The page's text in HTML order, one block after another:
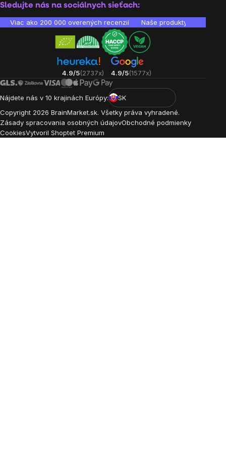
Sledujte nás na sociálnych sieťach:
Viac ako 200 000 overených recenzií Naše produkty sú
4.9/5(2737x) 4.9/5(1577x)
Nájdete nás v 10 krajinách Európy:
SK
Copyright 2026 BrainMarket.sk. Všetky práva vyhradené.
Zásady spracovania osobných údajovObchodné podmienky
CookiesVytvoril Shoptet Premium